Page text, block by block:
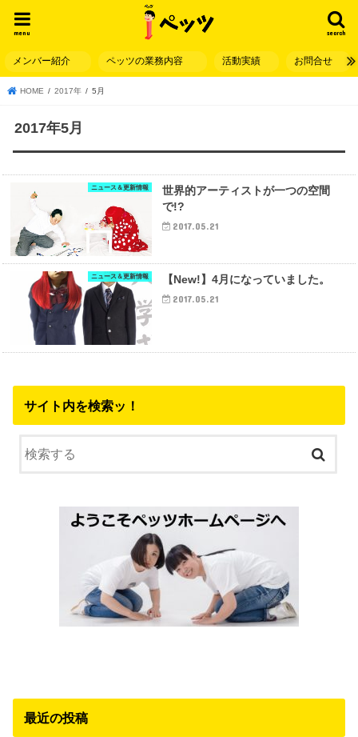
search
menu
メンバー紹介 ペッツの業務内容 活動実績 お問合せ
HOME 2017年 5月
2017年5月
ニュース＆更新情報
世界的アーティストが一つの空間
で!?
2017.05.21
ニュース＆更新情報 【New!】4月になっていました。
2017.05.21
サイト内を検索ッ！
最近の投稿